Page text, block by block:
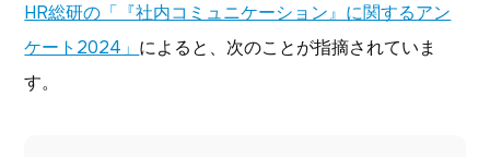
HR総研の「『社内コミュニケーション』に関するアン
ケート2024」 によると、次のことが指摘されていま
す。